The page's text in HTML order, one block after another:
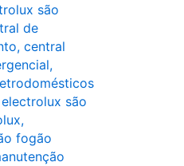
são
de
, central
,
são
,
fogão